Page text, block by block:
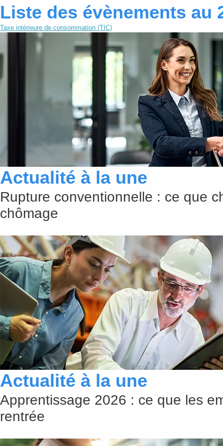
Liste des évènements au
Taxe intérieure de consommation (TIC)
Actualité à la une
Rupture conventionnelle : ce que
chômage
Actualité à la une
Apprentissage 2026 : ce que les
rentrée